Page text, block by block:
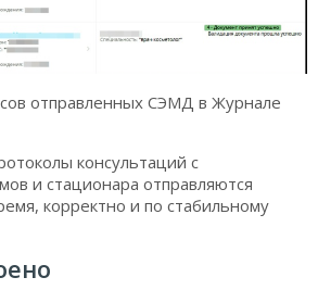
отправленных СЭМД в Журнале
консультаций с
и стационара отправляются
корректно и по стабильному